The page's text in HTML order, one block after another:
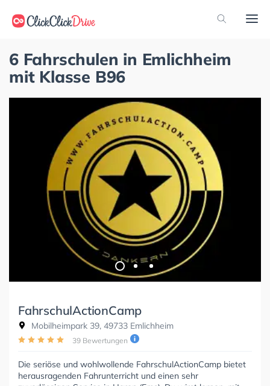
6 Fahrschulen in Emlichheim
mit Klasse B96
FahrschulActionCamp
Mobilheimpark 39, 49733 Emlichheim
39 Bewertungen
Die seriöse und wohlwollende FahrschulActionCamp bietet
herausragenden Fahrunterricht und einen sehr